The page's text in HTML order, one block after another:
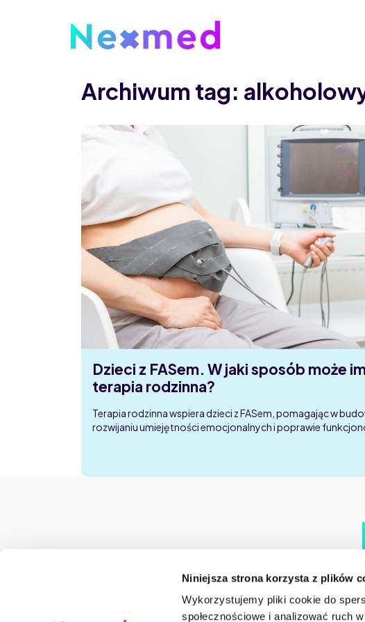
Niniejsza strona korzysta z plików
Wykorzystujemy pliki cookie do
społecznościowe i analizować ruch
Archiwum tag:
Dzieci z FASem. W jaki sposób może
terapia rodzinna?
Terapia rodzinna wspiera dzieci z FASem, pomagając w
rozwijaniu umiejętności emocjonalnych i poprawie
"NEXMED" Centrum Medyczne Online
Marsz. Józefa Piłsudskiego 74 lok. 320
NIP: 6941573725